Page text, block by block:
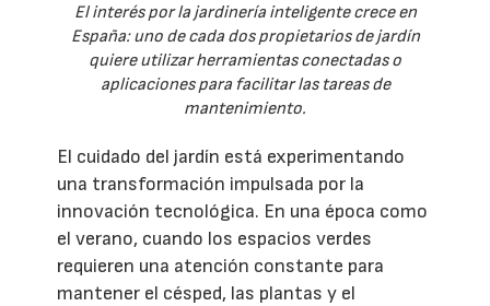
El interés por la jardinería inteligente crece en
España: uno de cada dos propietarios de jardín
quiere utilizar herramientas conectadas o
aplicaciones para facilitar las tareas de
mantenimiento.
El cuidado del jardín está experimentando
una transformación impulsada por la
innovación tecnológica. En una época como
el verano, cuando los espacios verdes
requieren una atención constante para
mantener el césped, las plantas y el